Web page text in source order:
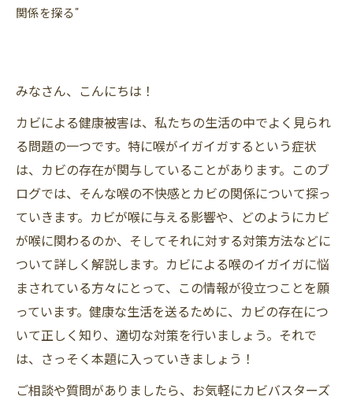
関係を探る"
みなさん、こんにちは！
カビによる健康被害は、私たちの生活の中でよく見られ
る問題の一つです。特に喉がイガイガするという症状
は、カビの存在が関与していることがあります。このブ
ログでは、そんな喉の不快感とカビの関係について探っ
ていきます。カビが喉に与える影響や、どのようにカビ
が喉に関わるのか、そしてそれに対する対策方法などに
ついて詳しく解説します。カビによる喉のイガイガに悩
まされている方々にとって、この情報が役立つことを願
っています。健康な生活を送るために、カビの存在につ
いて正しく知り、適切な対策を行いましょう。それで
は、さっそく本題に入っていきましょう！
ご相談や質問がありましたら、お気軽にカビバスターズ